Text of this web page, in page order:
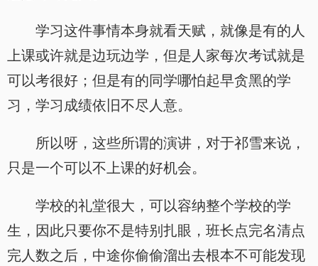
学习这件事情本身就看天赋，就像是有的人
上课或许就是边玩边学，但是人家每次考试就是
可以考很好；但是有的同学哪怕起早贪黑的学
习，学习成绩依旧不尽人意。
所以呀，这些所谓的演讲，对于祁雪来说，
只是一个可以不上课的好机会。
学校的礼堂很大，可以容纳整个学校的学
生，因此只要你不是特别扎眼，班长点完名清点
完人数之后，中途你偷偷溜出去根本不可能发现